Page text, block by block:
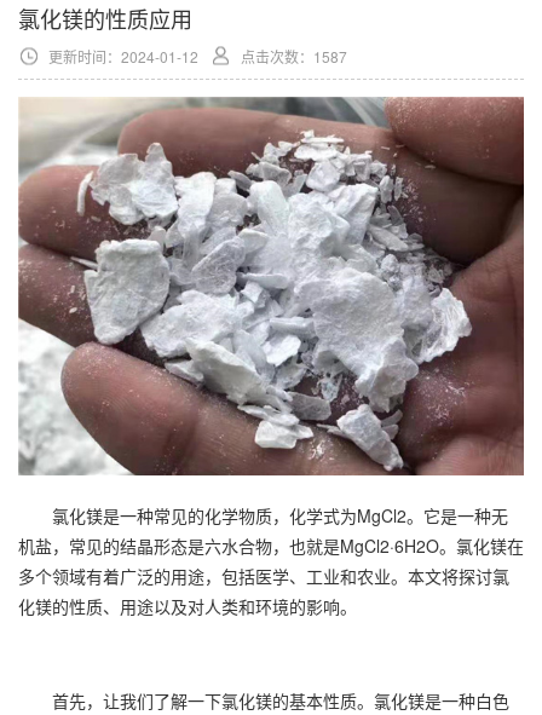
氯化镁的性质应用
更新时间：2024-01-12 点击次数：1587
氯化镁是一种常见的化学物质，化学式为MgCl2。它是一种无
机盐，常见的结晶形态是六水合物，也就是MgCl2·6H2O。 氯化镁在
多个领域有着广泛的用途，包括医学、工业和农业。本文将探讨氯
化镁的性质、用途以及对人类和环境的影响。
首先，让我们了解一下氯化镁的基本性质。氯化镁是一种白色